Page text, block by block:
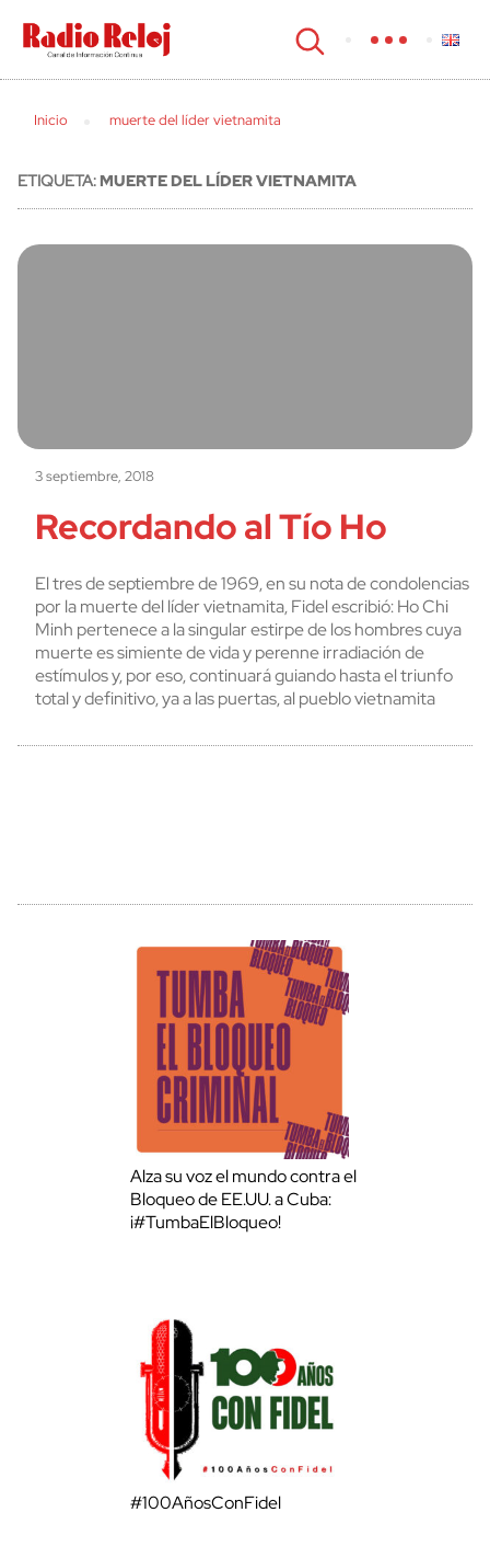
cerrar
Inicio muerte del líder vietnamita
ETIQUETA:MUERTE DEL LÍDER VIETNAMITA
3 septiembre, 2018
Recordando al Tío Ho
El tres de septiembre de 1969, en su nota de condolencias
por la muerte del líder vietnamita, Fidel escribió: Ho Chi
Minh pertenece a la singular estirpe de los hombres cuya
muerte es simiente de vida y perenne irradiación de
estímulos y, por eso, continuará guiando hasta el triunfo
total y definitivo, ya a las puertas, al pueblo vietnamita
Alza su voz el mundo contra el
Bloqueo de EE.UU. a Cuba:
¡#TumbaElBloqueo!
#100AñosConFidel